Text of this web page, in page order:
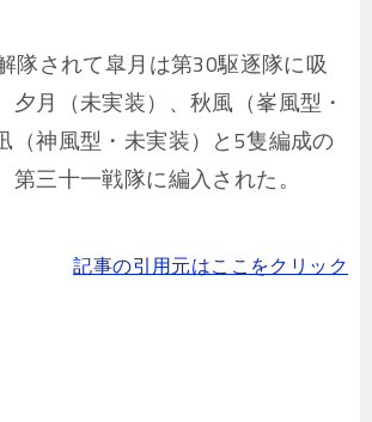
隊されて皐月は第30駆逐隊に吸
夕月（未実装）、秋風（峯風型・
（神風型・未実装）と5隻編成の
三十一戦隊に編入された。
記事の引用元はここをクリック